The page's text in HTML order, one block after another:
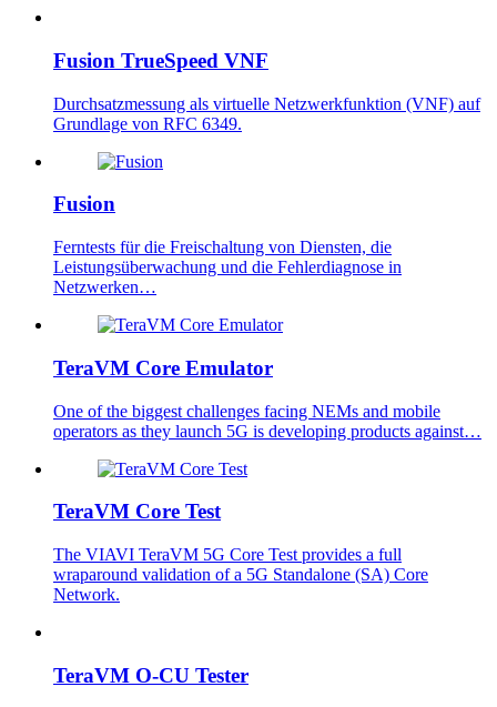
Fusion TrueSpeed VNF
Durchsatzmessung als virtuelle Netzwerkfunktion (VNF) auf
Grundlage von RFC 6349.
Fusion
Ferntests für die Freischaltung von Diensten, die
Leistungsüberwachung und die Fehlerdiagnose in
Netzwerken…
TeraVM Core Emulator
One of the biggest challenges facing NEMs and mobile
operators as they launch 5G is developing products against…
TeraVM Core Test
The VIAVI TeraVM 5G Core Test provides a full
wraparound validation of a 5G Standalone (SA) Core
Network.
TeraVM O-CU Tester